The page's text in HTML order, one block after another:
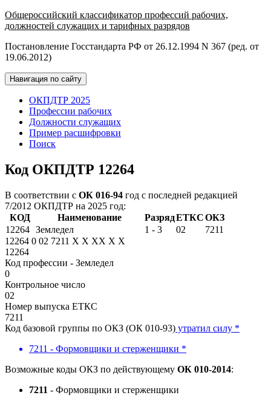
Общероссийский классификатор профессий рабочих,
должностей служащих и тарифных разрядов
Постановление Госстандарта РФ от 26.12.1994 N 367 (ред. от
19.06.2012)
Навигация по сайту
ОКПДТР 2025
Профессии рабочих
Должности служащих
Пример расшифровки
Поиск
Код ОКПДТР 12264
В соответствии с ОК 016-94 год с последней редакцией
7/2012 ОКПДТР на 2025 год:
КОД
Наименование РазрядЕТКСОКЗ
12264 Земледел 1 - 3 02
7211
12264 0 02 7211 X X XX X X
12264
Код профессии - Земледел
0
Контрольное число
02
Номер выпуска ЕТКС
7211
Код базовой группы по ОКЗ (ОК 010-93) утратил силу *
7211 - Формовщики и стерженщики *
Возможные коды ОКЗ по действующему ОК 010-2014:
7211 - Формовщики и стерженщики